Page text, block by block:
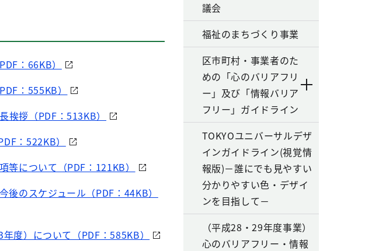
：66KB）
：555KB）
拶（PDF：513KB）
：522KB）
について（PDF：121KB）
のスケジュール（PDF：44KB）
度）について（PDF：585KB）
議会
福祉のまちづくり事業
区市町村・事業者のた
めの「心のバリアフリ
ー」及び「情報バリア
フリー」ガイドライン
TOKYOユニバーサルデザ
インガイドライン(視覚情
報版)－誰にでも見やすい
分かりやすい色・デザイ
ンを目指して－
（平成28・29年度事業）
心のバリアフリー・情報